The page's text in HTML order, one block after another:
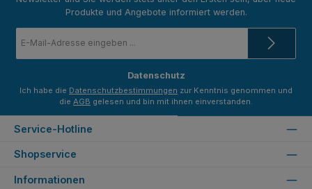
Produkte und Angebote informiert werden.
Mail-
Datenschutz
Ich habe die Datenschutzbestimmungen zur Kenntnis genommen und
die AGB gelesen und bin mit ihnen einverstanden.
Service-Hotline
Shopservice
Informationen